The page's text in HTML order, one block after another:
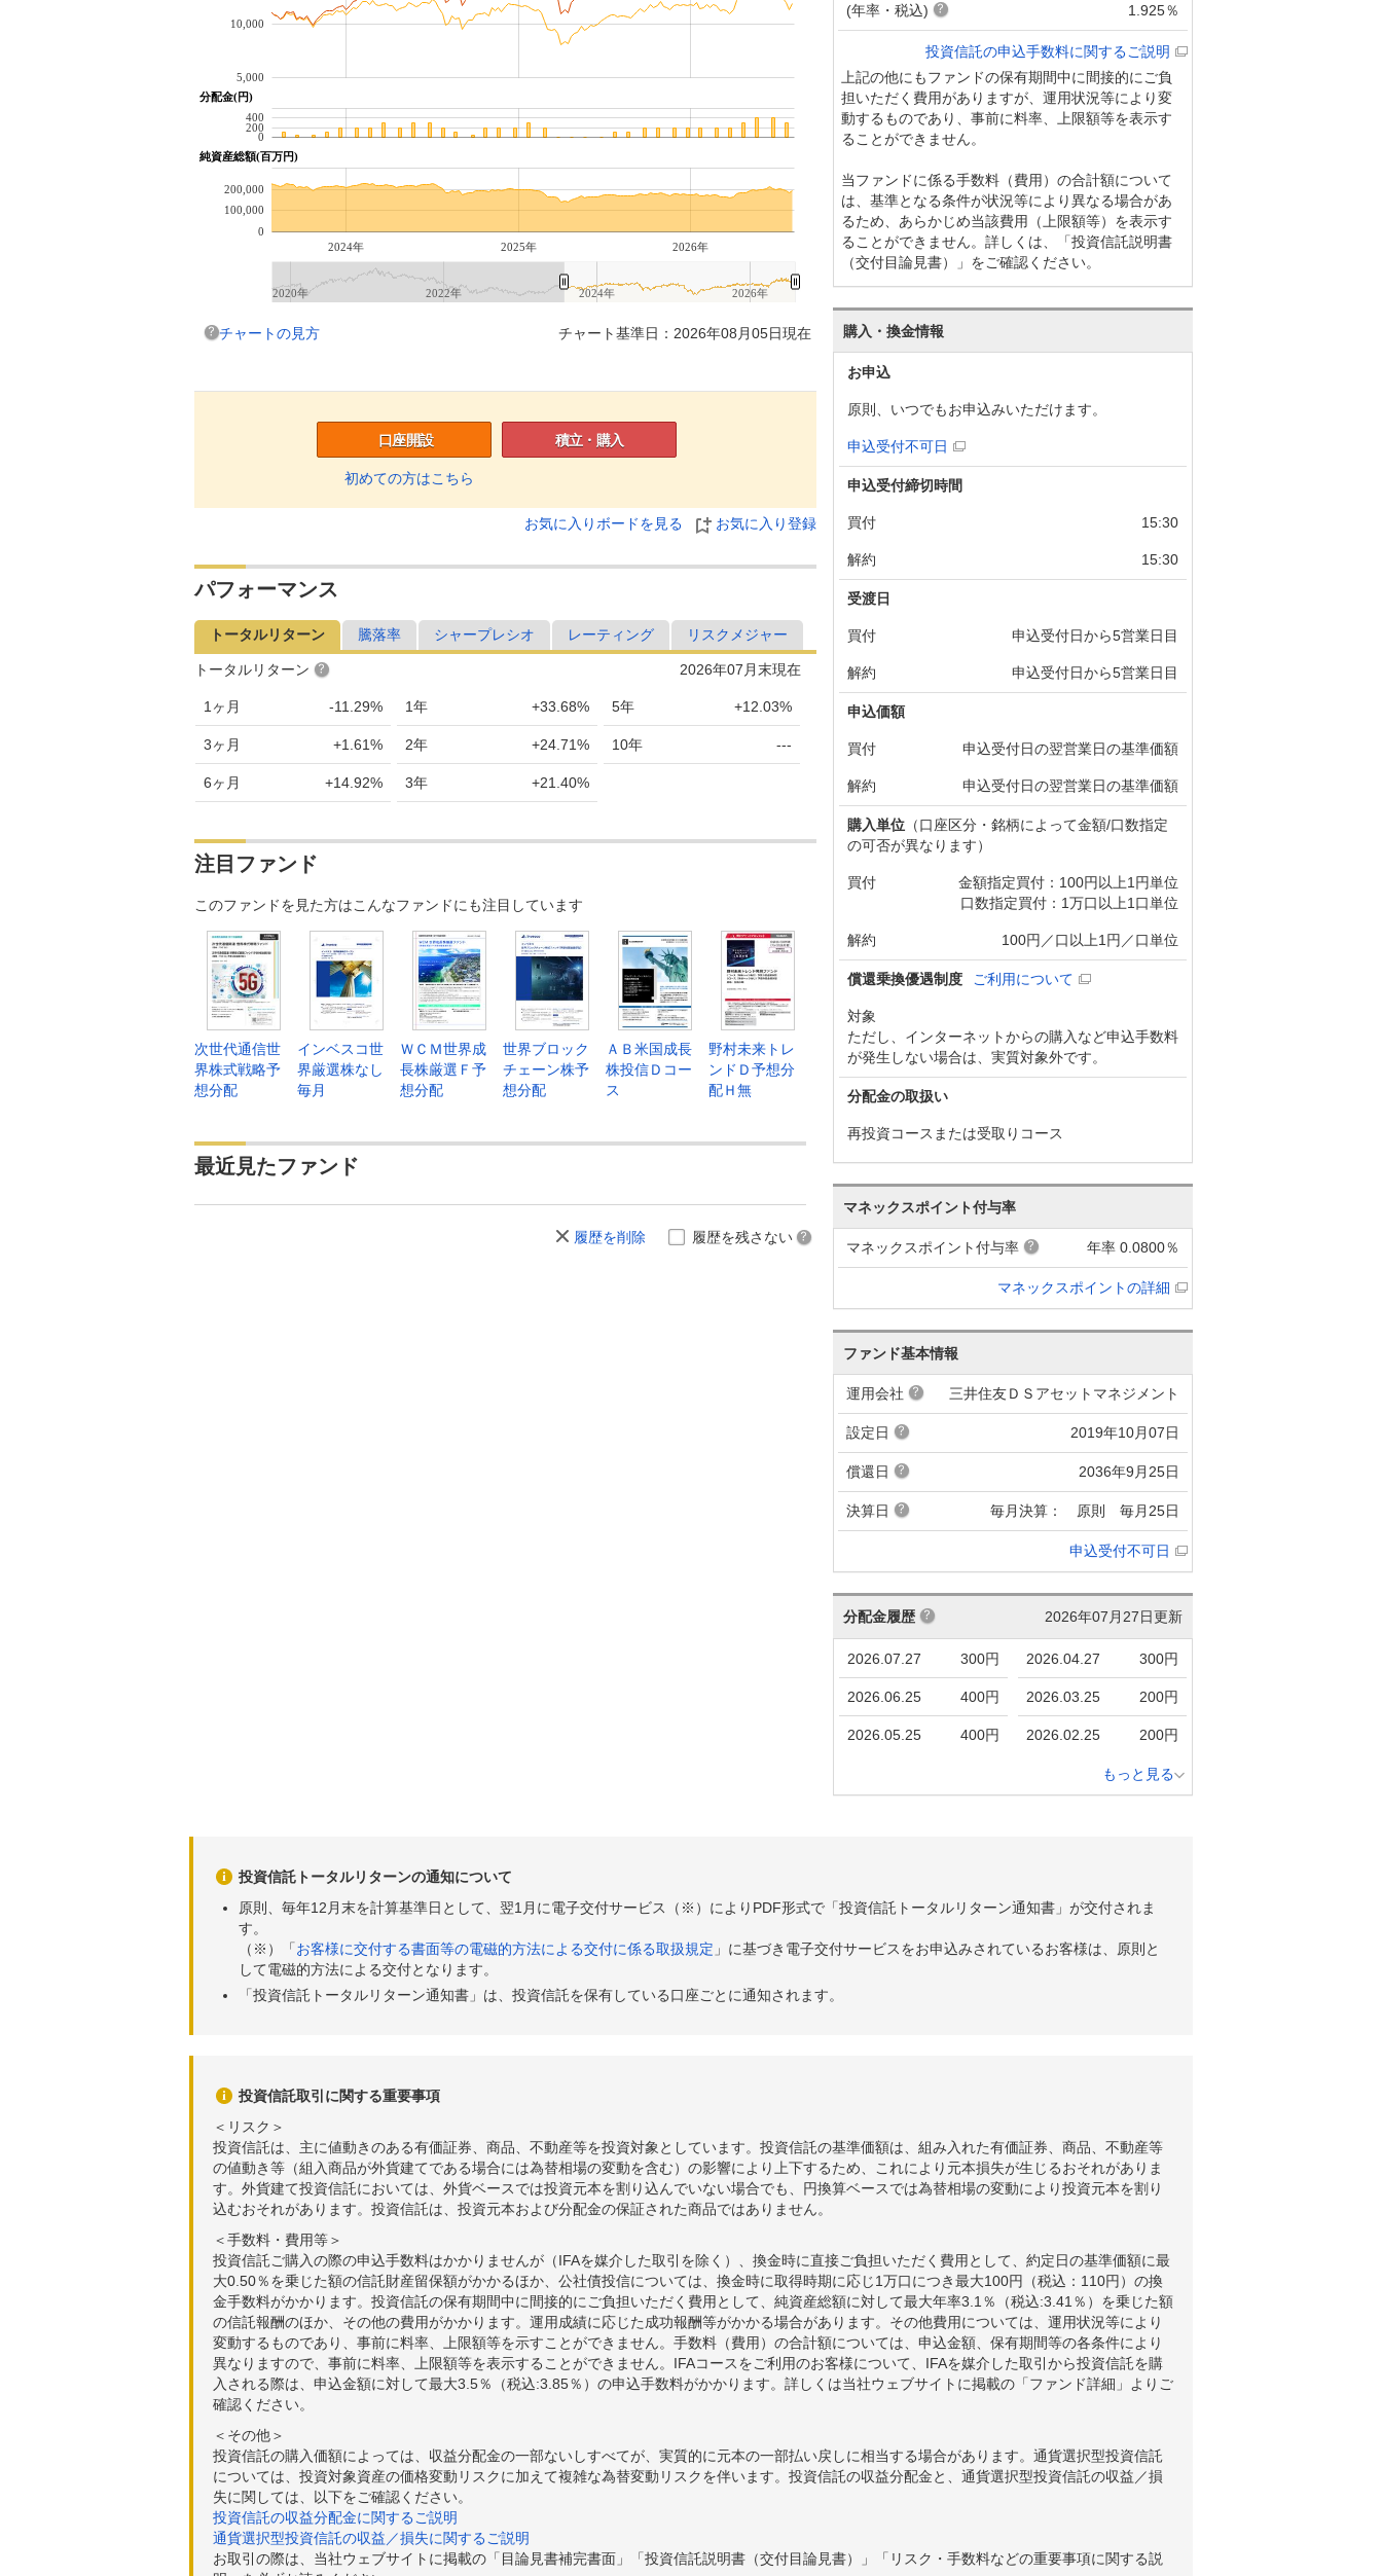
5,000
10,000
分配金(円)
0
200
400
純資産総額(百万円)
2024年 2025年 2026年
0
100,000
200,000
2020年 2022年 2024年 2026年
チャートの見方 チャート基準日：2026年08月05日現在
口座開設
初めての方はこちら
積立・購入
お気に入りボードを見る お気に入り登録
パフォーマンス
トータルリターン 騰落率 シャープレシオ レーティング リスクメジャー
2026年07月末現在
トータルリターン
1ヶ月 -11.29%
3ヶ月 +1.61%
6ヶ月 +14.92%
1年 +33.68%
2年 +24.71%
3年 +21.40%
5年 +12.03%
10年 ---
注目ファンド
このファンドを見た方はこんなファンドにも注目しています
次世代通信世
界株式戦略予
想分配
インベスコ世
界厳選株なし
毎月
ＷＣＭ世界成
長株厳選Ｆ予
想分配
世界ブロック
チェーン株予
想分配
ＡＢ米国成長
株投信Ｄコー
ス
野村未来トレ
ンドＤ予想分
配Ｈ無
最近見たファンド
履歴を削除 履歴を残さない
(年率・税込)
1.925％
投資信託の申込手数料に関するご説明
上記の他にもファンドの保有期間中に間接的にご負
担いただく費用がありますが、運用状況等により変
動するものであり、事前に料率、上限額等を表示す
ることができません。
当ファンドに係る手数料（費用）の合計額について
は、基準となる条件が状況等により異なる場合があ
るため、あらかじめ当該費用（上限額等）を表示す
ることができません。詳しくは、「投資信託説明書
（交付目論見書）」をご確認ください。
購入・換金情報
お申込
原則、いつでもお申込みいただけます。
申込受付不可日
申込受付締切時間
買付 15:30
解約 15:30
受渡日
買付 申込受付日から5営業日目
解約 申込受付日から5営業日目
申込価額
買付 申込受付日の翌営業日の基準価額
解約 申込受付日の翌営業日の基準価額
購入単位 （口座区分・銘柄によって金額/口数指定
の可否が異なります）
買付
金額指定買付：100円以上1円単位
口数指定買付：1万口以上1口単位
解約 100円／口以上1円／口単位
償還乗換優遇制度 ご利用について
対象
ただし、インターネットからの購入など申込手数料
が発生しない場合は、実質対象外です。
分配金の取扱い
再投資コースまたは受取りコース
マネックスポイント付与率
マネックスポイント付与率 年率 0.0800％
マネックスポイントの詳細
ファンド基本情報
運用会社 三井住友ＤＳアセットマネジメント
設定日 2019年10月07日
償還日 2036年9月25日
決算日 毎月決算： 原則 毎月25日
申込受付不可日
2026年07月27日更新
分配金履歴
2026.07.27 300円
2026.06.25 400円
2026.05.25 400円
2026.04.27 300円
2026.03.25 200円
2026.02.25 200円
もっと見る
投資信託トータルリターンの通知について
原則、毎年12月末を計算基準日として、翌1月に電子交付サービス（※）によりPDF形式で「投資信託トータルリターン通知書」が交付されま
す。
（※）「お客様に交付する書面等の電磁的方法による交付に係る取扱規定 」に基づき電子交付サービスをお申込みされているお客様は、原則と
して電磁的方法による交付となります。
「投資信託トータルリターン通知書」は、投資信託を保有している口座ごとに通知されます。
投資信託取引に関する重要事項
＜リスク＞
投資信託は、主に値動きのある有価証券、商品、不動産等を投資対象としています。投資信託の基準価額は、組み入れた有価証券、商品、不動産等
の値動き等（組入商品が外貨建てである場合には為替相場の変動を含む）の影響により上下するため、これにより元本損失が生じるおそれがありま
す。外貨建て投資信託においては、外貨ベースでは投資元本を割り込んでいない場合でも、円換算ベースでは為替相場の変動により投資元本を割り
込むおそれがあります。投資信託は、投資元本および分配金の保証された商品ではありません。
＜手数料・費用等＞
投資信託ご購入の際の申込手数料はかかりませんが（IFAを媒介した取引を除く）、換金時に直接ご負担いただく費用として、約定日の基準価額に最
大0.50％を乗じた額の信託財産留保額がかかるほか、公社債投信については、換金時に取得時期に応じ1万口につき最大100円（税込：110円）の換
金手数料がかかります。投資信託の保有期間中に間接的にご負担いただく費用として、純資産総額に対して最大年率3.1％（税込:3.41％）を乗じた額
の信託報酬のほか、その他の費用がかかります。運用成績に応じた成功報酬等がかかる場合があります。その他費用については、運用状況等により
変動するものであり、事前に料率、上限額等を示すことができません。手数料（費用）の合計額については、申込金額、保有期間等の各条件により
異なりますので、事前に料率、上限額等を表示することができません。IFAコースをご利用のお客様について、IFAを媒介した取引から投資信託を購
入される際は、申込金額に対して最大3.5％（税込:3.85％）の申込手数料がかかります。詳しくは当社ウェブサイトに掲載の「ファンド詳細」よりご
確認ください。
＜その他＞
投資信託の購入価額によっては、収益分配金の一部ないしすべてが、実質的に元本の一部払い戻しに相当する場合があります。通貨選択型投資信託
については、投資対象資産の価格変動リスクに加えて複雑な為替変動リスクを伴います。投資信託の収益分配金と、通貨選択型投資信託の収益／損
失に関しては、以下をご確認ください。
投資信託の収益分配金に関するご説明
通貨選択型投資信託の収益／損失に関するご説明
お取引の際は、当社ウェブサイトに掲載の「目論見書補完書面」「投資信託説明書（交付目論見書）」「リスク・手数料などの重要事項に関する説